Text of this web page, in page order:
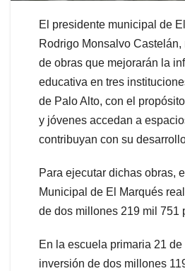
El presidente municipal de
Rodrigo Monsalvo
de obras que mejorarán la
educativa en tres
de Palo Alto, con el
y jóvenes accedan a
contribuyan con su
Para ejecutar dichas obras,
Municipal de El Marqués
de dos millones 219 mil 751
En la escuela primaria 21
inversión de dos millones